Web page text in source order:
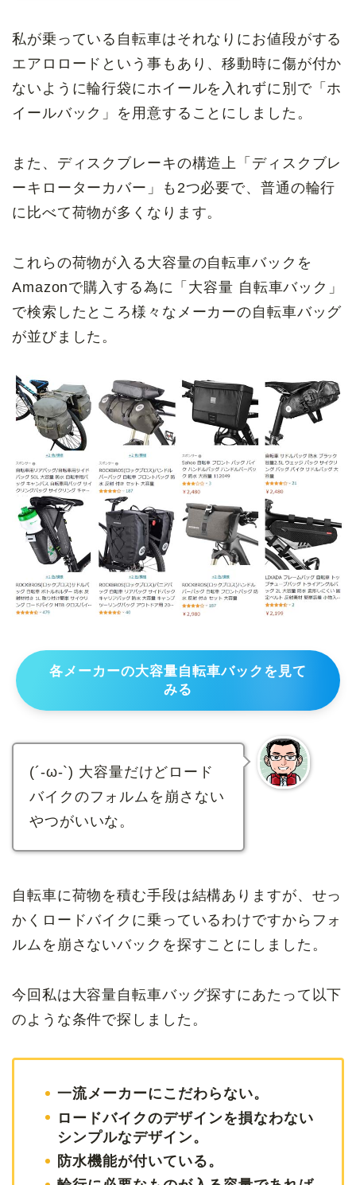
私が乗っている自転車はそれなりにお値段がする
エアロロードという事もあり、移動時に傷が付か
ないように輪行袋にホイールを入れずに別で「ホ
イールバック」を用意することにしました。
また、ディスクブレーキの構造上「ディスクブレ
ーキローターカバー」も2つ必要で、普通の輪行
に比べて荷物が多くなります。
これらの荷物が入る大容量の自転車バックを
Amazonで購入する為に「大容量 自転車バック」
で検索したところ様々なメーカーの自転車バッグ
が並びました。
各メーカーの大容量自転車バックを見て
みる
(´-ω-`) 大容量だけどロード
バイクのフォルムを崩さない
やつがいいな。
自転車に荷物を積む手段は結構ありますが、せっ
かくロードバイクに乗っているわけですからフォ
ルムを崩さないバックを探すことにしました。
今回私は大容量自転車バッグ探すにあたって以下
のような条件で探しました。
一流メーカーにこだわらない。
ロードバイクのデザインを損なわない
シンプルなデザイン。
防水機能が付いている。